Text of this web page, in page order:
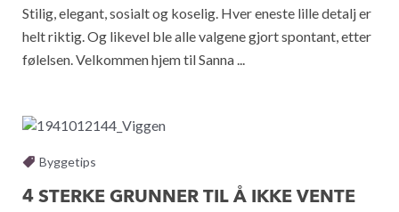
Stilig, elegant, sosialt og koselig. Hver eneste lille detalj er
helt riktig. Og likevel ble alle valgene gjort spontant, etter
følelsen. Velkommen hjem til Sanna ...
Byggetips
4 STERKE GRUNNER TIL Å IKKE VENTE